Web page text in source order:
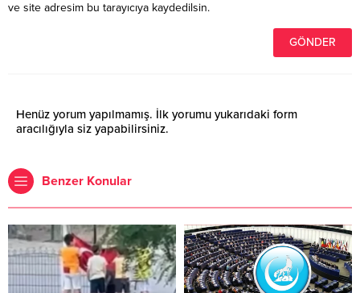
ve site adresim bu tarayıcıya kaydedilsin.
Henüz yorum yapılmamış. İlk yorumu yukarıdaki form
aracılığıyla siz yapabilirsiniz.
Benzer Konular